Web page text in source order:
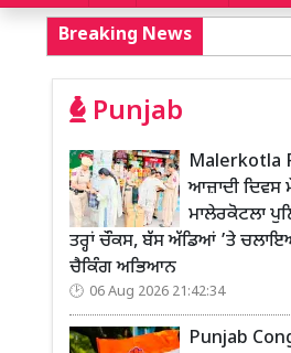
Breaking News
Punjab
Malerkotla
ਆਜ਼ਾਦੀ ਦਿਵਸ
ਮਾਲੇਰਕੋਟਲਾ
ਤਰ੍ਹਾਂ ਚੌਕਸ, ਬੱਸ ਅੱਡਿਆਂ ’ਤੇ
ਚੈਕਿੰਗ ਅਭਿਆਨ
06 Aug 2026 21:42:34
Punjab